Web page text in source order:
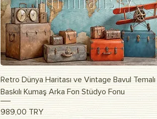
Быстрый просмотр
Retro Dünya Haritası ve Vintage Bavul Temalı
Baskılı Kumaş Arka Fon Stüdyo Fonu
Цена
989,00 TRY